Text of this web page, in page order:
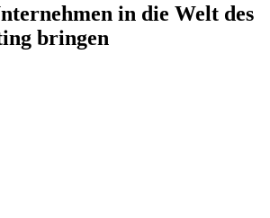
in die Welt des
bringen